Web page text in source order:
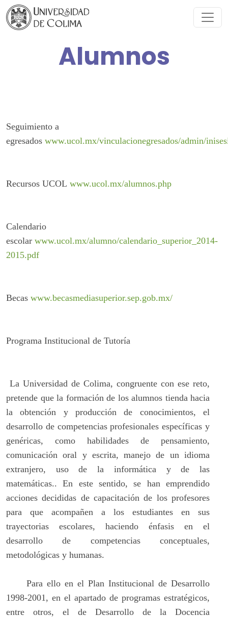
Alumnos
Seguimiento a
egresados www.ucol.mx/vinculacionegresados/admin/
Recursos UCOL www.ucol.mx/alumnos.php
Calendario
escolar www.ucol.mx/alumno/calendario_superior_2014-
2015.pdf
Becas www.becasmediasuperior.sep.gob.mx/
Programa Institucional de Tutoría
La Universidad de Colima, congruente con ese reto,
pretende que la formación de los alumnos tienda hacia
la obtención y producción de conocimientos, el
desarrollo de competencias profesionales específicas y
genéricas, como habilidades de pensamiento,
comunicación oral y escrita, manejo de un idioma
extranjero, uso de la informática y de las
matemáticas.. En este sentido, se han emprendido
acciones decididas de capacitación de los profesores
para que acompañen a los estudiantes en sus
trayectorias escolares, haciendo énfasis en el
desarrollo de competencias conceptuales,
metodológicas y humanas.
Para ello en el Plan Institucional de Desarrollo
1998-2001, en el apartado de programas estratégicos,
entre otros, el de Desarrollo de la Docencia